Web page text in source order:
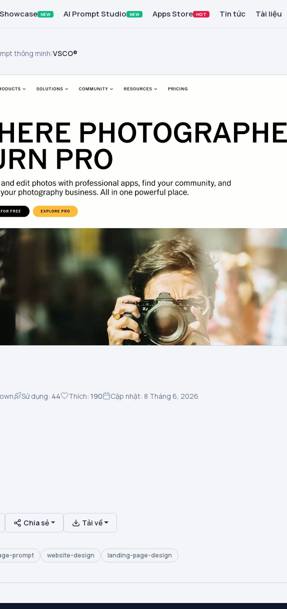
Showcase NEW AI Prompt Studio NEW Apps Store HOT Tin tức Tài liệu
thông minh/VSCO®
Sử dụng: 44 Thích: 190 Cập nhật: 8 Tháng 6, 2026
Chia sẻ Tải về
prompt website-design landing-page-design